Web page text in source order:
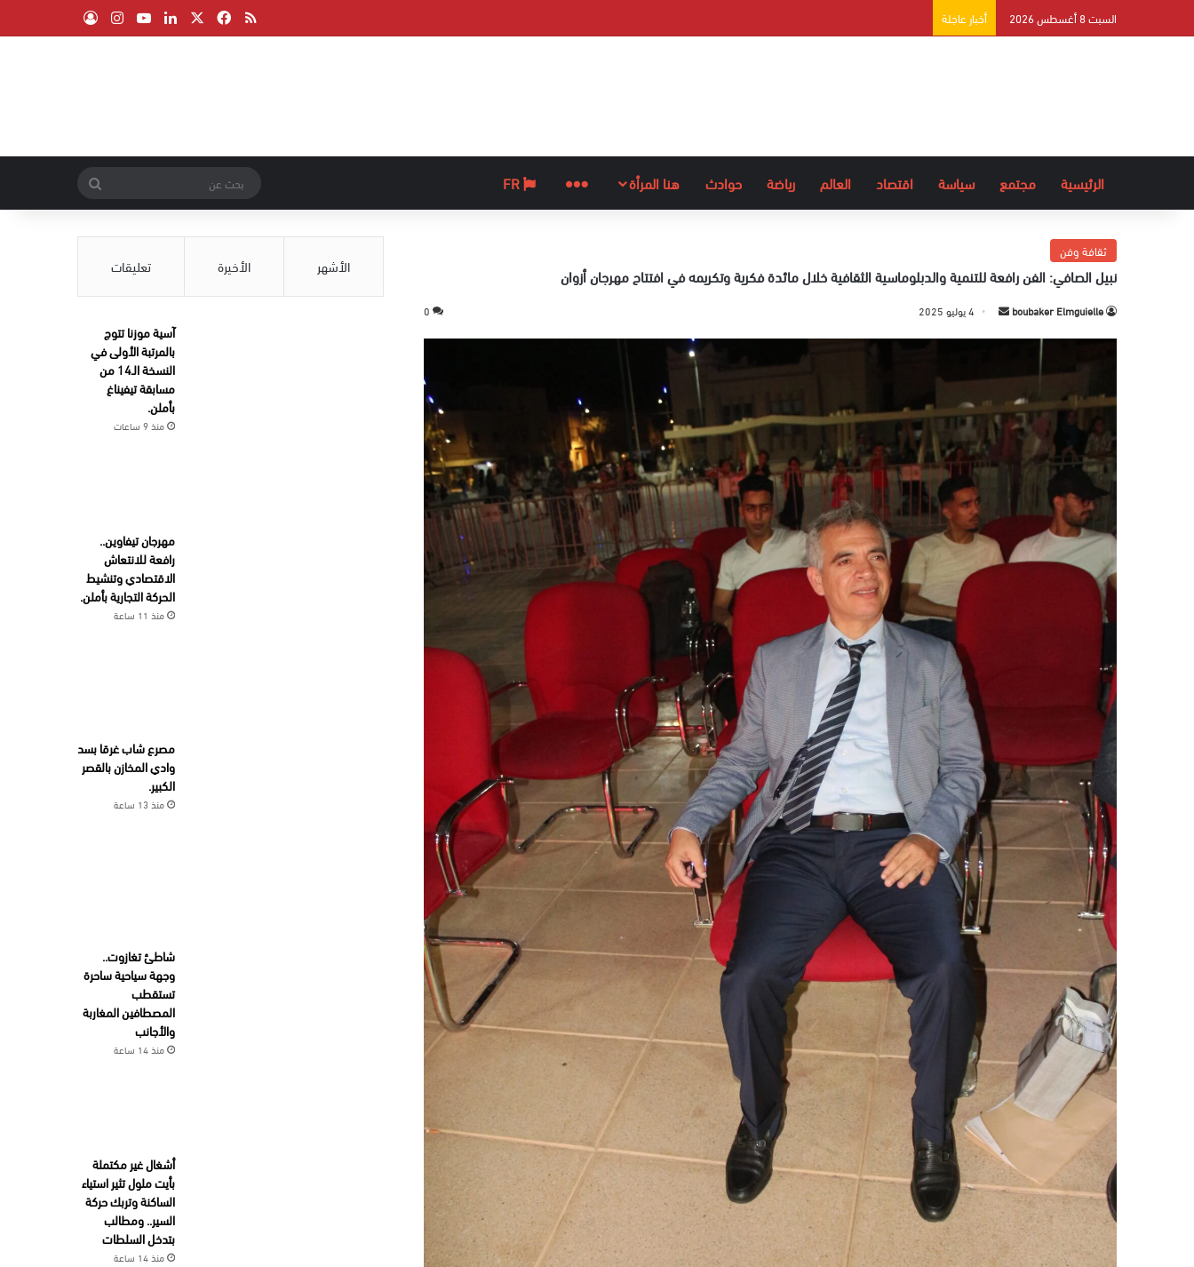
السبت 8 أغسطس 2026 أخبار عاجلة ملخص الموقع RSS
فيسبوك لينكدإن ‫YouTube
انستقرام
الرئيسية مجتمع سياسة اقتصاد العالم رياضة حوادث هنا المرأة المزيد
عن
ثقافة وفن
نبيل الصافي: الفن رافعة للتنمية والدبلوماسية الثقافية خلال مائدة فكرية وتكريمه في افتتاح مهرجان أزوان
boubaker Elmguielle
ل
ر
ي
ل
ك
ت
4 يوليو 2025 0
الأشهر الأخيرة تعليقات
آسية موزنا تتوج
بالمرتبة الأولى في
النسخة الـ14 من
مسابقة تيفيناغ
بأملن.
منذ 9 ساعات
مهرجان تيفاوين..
رافعة للانتعاش
الاقتصادي وتنشيط
الحركة التجارية بأملن.
منذ 11 ساعة
مصرع شاب غرقا بسد
وادي المخازن بالقصر
الكبير.
منذ 13 ساعة
شاطئ تغازوت..
وجهة سياحية ساحرة
تستقطب
المصطافين المغاربة
والأجانب
منذ 14 ساعة
أشغال غير مكتملة
بأيت ملول تثير استياء
الساكنة وتربك حركة
السير.. ومطالب
بتدخل السلطات
منذ 14 ساعة